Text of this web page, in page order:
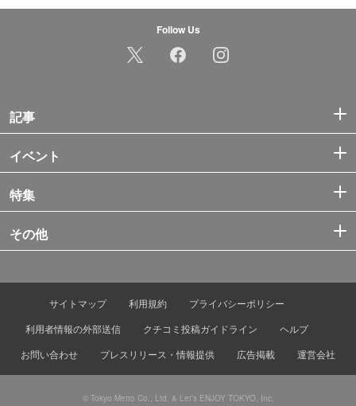
Follow Us
記事
イベント
特集
その他
サイトマップ 利用規約
プライバシーポリシー
利用者情報の外部送信
クチコミ投稿ガイドライン
ヘルプ
お問い合わせ
プレスリリース・情報提供 広告掲載 運営会社
© Tokyo Metro Co., Ltd. & Let’s ENJOY TOKYO, Inc.